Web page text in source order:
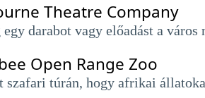
Theatre Company
egy darabot vagy előadást a
Open Range Zoo
szafari túrán, hogy afrikai